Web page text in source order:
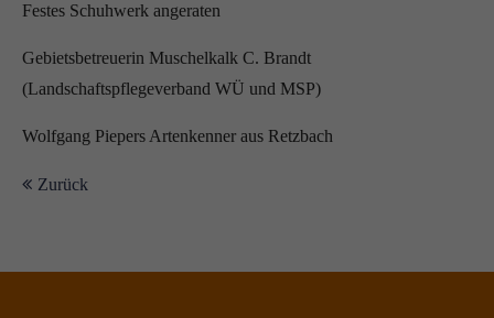
Festes Schuhwerk angeraten
Gebietsbetreuerin Muschelkalk C. Brandt
(Landschaftspflegeverband WÜ und MSP)
Wolfgang Piepers Artenkenner aus Retzbach
Zurück